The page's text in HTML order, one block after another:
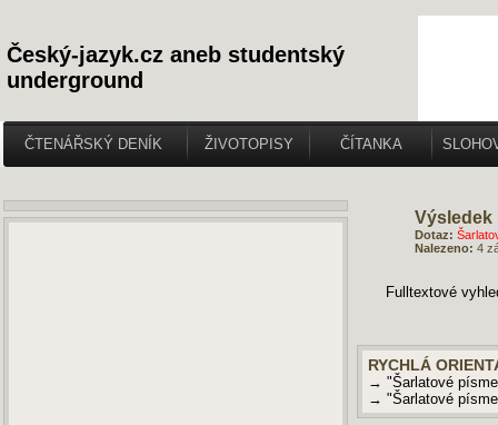
Český-jazyk.cz aneb studentský
underground
ČTENÁŘSKÝ DENÍK ŽIVOTOPISY ČÍTANKA
Výsledek
Dotaz:
Nalezeno: 4
Fulltextové
RYCHLÁ
→ "Šarlatové
→ "Šarlatové